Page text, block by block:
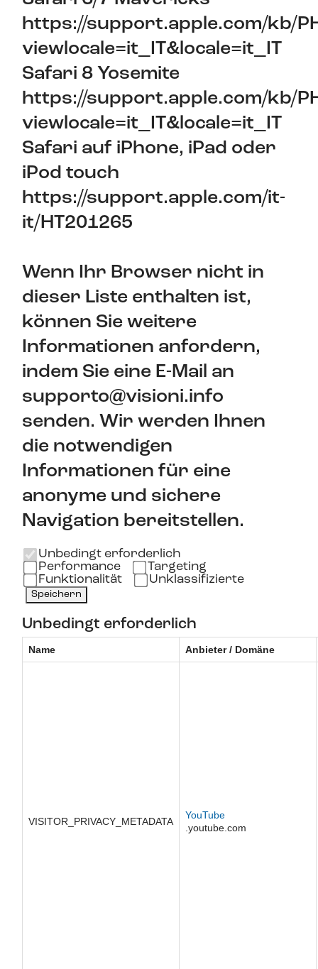
https://support.apple.com/kb/
viewlocale=it_IT&locale=it_IT
Safari 8 Yosemite
https://support.apple.com/kb/
viewlocale=it_IT&locale=it_IT
Safari auf iPhone, iPad oder
iPod touch
https://support.apple.com/it-
it/HT201265
Wenn Ihr Browser nicht in
dieser Liste enthalten ist,
können Sie weitere
Informationen anfordern,
indem Sie eine E-Mail an
supporto@visioni.info
senden. Wir werden Ihnen
die notwendigen
Informationen für eine
anonyme und sichere
Navigation bereitstellen.
Unbedingt erforderlich
Performance
Targeting
Funktionalität
Unklassifizierte
Speichern
Unbedingt erforderlich
Name Anbieter / Domäne
VISITOR_PRIVACY_METADATA
YouTube
.youtube.com